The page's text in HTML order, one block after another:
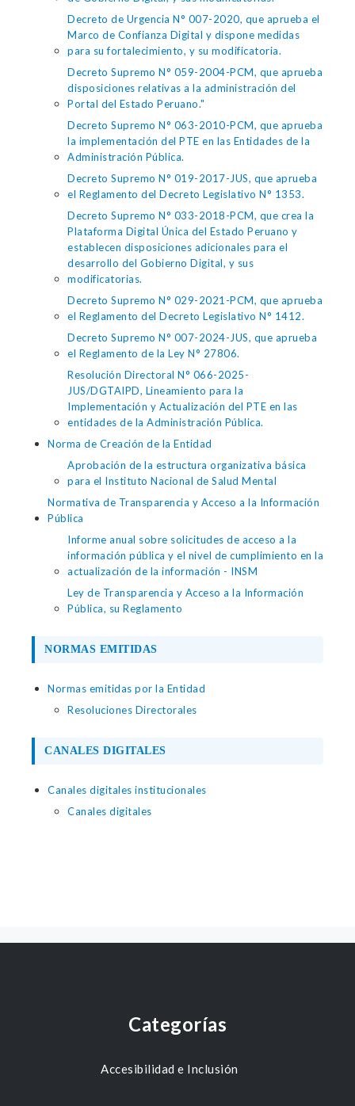
Decreto de Urgencia N° 007-2020, que aprueba el
Marco de Confianza Digital y dispone medidas
para su fortalecimiento, y su modificatoria.
Decreto Supremo N° 059-2004-PCM, que aprueba
disposiciones relativas a la administración del
Portal del Estado Peruano."
Decreto Supremo N° 063-2010-PCM, que aprueba
la implementación del PTE en las Entidades de la
Administración Pública.
Decreto Supremo N° 019-2017-JUS, que aprueba
el Reglamento del Decreto Legislativo N° 1353.
Decreto Supremo N° 033-2018-PCM, que crea la
Plataforma Digital Única del Estado Peruano y
establecen disposiciones adicionales para el
desarrollo del Gobierno Digital, y sus
modificatorias.
Decreto Supremo N° 029-2021-PCM, que aprueba
el Reglamento del Decreto Legislativo N° 1412.
Decreto Supremo N° 007-2024-JUS, que aprueba
el Reglamento de la Ley N° 27806.
Resolución Directoral N° 066-2025-
JUS/DGTAIPD, Lineamiento para la
Implementación y Actualización del PTE en las
entidades de la Administración Pública.
Norma de Creación de la Entidad
Aprobación de la estructura organizativa básica
para el Instituto Nacional de Salud Mental
Normativa de Transparencia y Acceso a la Información
Pública
Informe anual sobre solicitudes de acceso a la
información pública y el nivel de cumplimiento en la
actualización de la información - INSM
Ley de Transparencia y Acceso a la Información
Pública, su Reglamento
NORMAS EMITIDAS
Normas emitidas por la Entidad
Resoluciones Directorales
CANALES DIGITALES
Canales digitales institucionales
Canales digitales
Categorías
Accesibilidad e Inclusión